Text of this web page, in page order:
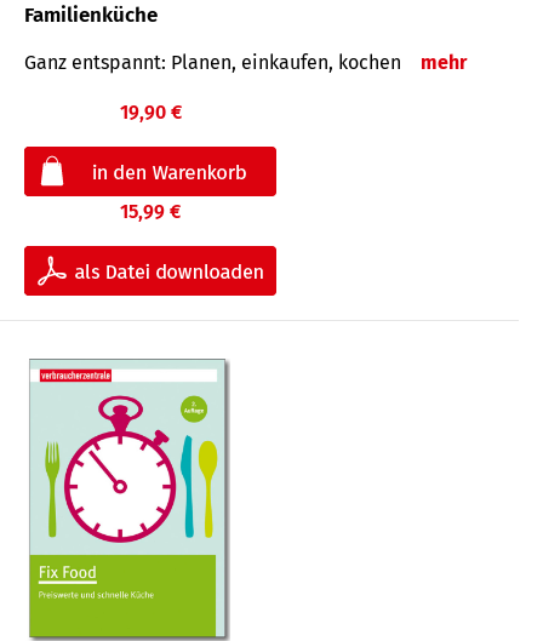
Familienküche
Ganz entspannt: Planen, einkaufen, kochen mehr
19,90 €
15,99 €